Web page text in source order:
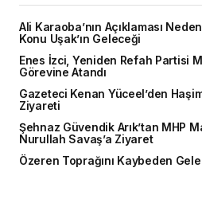
Ali Karaoba’nın Açıklaması
Konu Uşak’ın Geleceği
Enes İzci, Yeniden Refah Partisi
Görevine Atandı
Gazeteci Kenan Yüceel’den
Ziyareti
Şehnaz Güvendik Arık’tan MHP
Nurullah Savaş’a Ziyaret
Özeren Toprağını Kaybeden